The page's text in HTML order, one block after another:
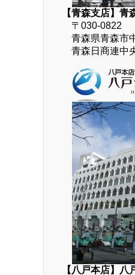
【青森支店】青
〒030-0822
青森県青森市
青森日商連中
【八戸本店】八